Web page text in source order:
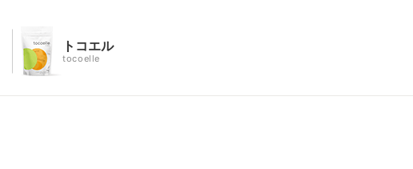
トコエル
tocoelle